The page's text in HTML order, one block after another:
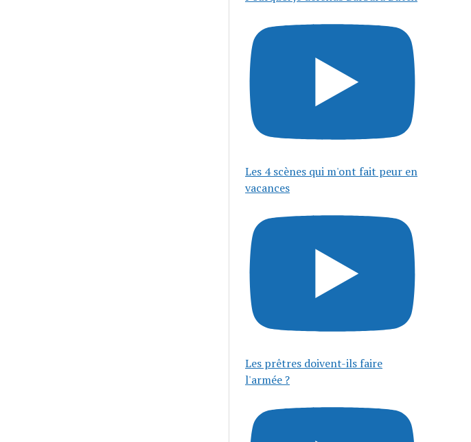
Les 4 scènes qui m'ont fait peur en
vacances
Les prêtres doivent-ils faire
l'armée ?